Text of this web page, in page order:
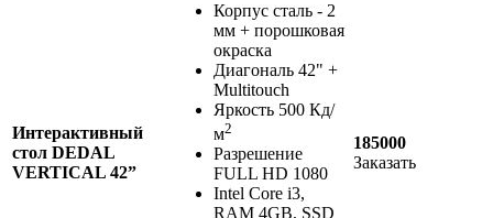
Интерактивный
стол DEDAL
VERTICAL 42”
Корпус сталь - 2
мм + порошковая
окраска
Диагональ 42" +
Multitouch
Яркость 500 Кд/
м2
Разрешение
FULL HD 1080
Intel Core i3,
RAM 4GB, SSD
185000
Заказать